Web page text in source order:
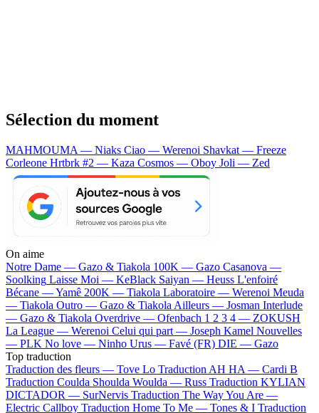
Sélection du moment
MAHMOUMA — Niaks Ciao — Werenoi Shavkat — Freeze
Corleone Hrtbrk #2 — Kaza Cosmos — Oboy Joli — Zed
On aime
Notre Dame — Gazo & Tiakola 100K — Gazo Casanova —
Soolking Laisse Moi — KeBlack Saiyan — Heuss L'enfoiré
Bécane —Yamê 200K — Tiakola Laboratoire — Werenoi Meuda
— Tiakola Outro — Gazo & Tiakola Ailleurs — Josman Interlude
— Gazo & Tiakola Overdrive — Ofenbach 1 2 3 4 — ZOKUSH
La League — Werenoi Celui qui part — Joseph Kamel Nouvelles
— PLK No love — Ninho Urus — Favé (FR) DIE — Gazo
Top traduction
Traduction des fleurs — Tove Lo Traduction AH HA — Cardi B
Traduction Coulda Shoulda Woulda — Russ Traduction KYLIAN
DICTADOR — SurNervis Traduction The Way You Are —
Electric Callboy Traduction Home To Me — Tones & I Traduction